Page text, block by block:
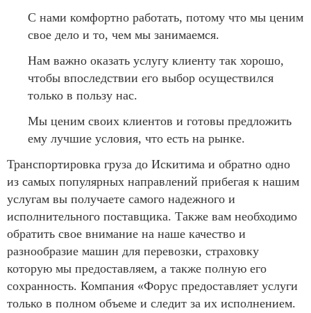
С нами комфортно работать, потому что мы ценим
свое дело и то, чем мы занимаемся.
Нам важно оказать услугу клиенту так хорошо,
чтобы впоследствии его выбор осуществился
только в пользу нас.
Мы ценим своих клиентов и готовы предложить
ему лучшие условия, что есть на рынке.
Транспортировка груза до Искитима и обратно одно
из самых популярных направлений прибегая к нашим
услугам вы получаете самого надежного и
исполнительного поставщика. Также вам необходимо
обратить свое внимание на наше качество и
разнообразие машин для перевозки, страховку
которую мы предоставляем, а также полную его
сохранность. Компания «Форус предоставляет услуги
только в полном объеме и следит за их исполнением.